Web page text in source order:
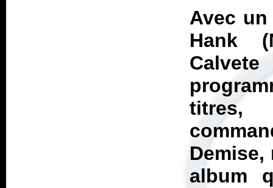
Avec
Hank
titres,
album